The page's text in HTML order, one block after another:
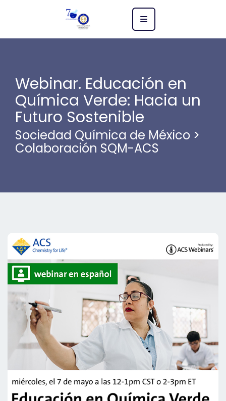
Webinar. Educación en
Química Verde: Hacia un
Futuro Sostenible
Sociedad Química de México >
Colaboración SQM-ACS